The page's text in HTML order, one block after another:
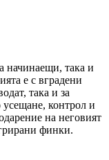
начинаещи, така и
е с вградени
така и за
контрол и
на неговият
финки.